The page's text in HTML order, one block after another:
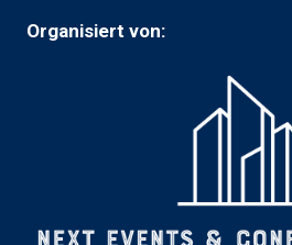
Abonnieren Sie den
Insights, Aussteller-
erhalten. Bleiben Sie auf
erfahren Sie als Erster, was
Organisiert von: